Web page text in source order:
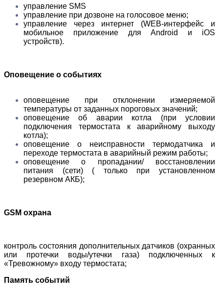
управление SMS
управление при дозвоне на голосовое меню;
управление через интернет (WEB-интерфейс и
мобильное приложение для Android и iOS
устройств).
Оповещение о событиях
оповещение при отклонении измеряемой
температуры от заданных пороговых значений;
оповещение об аварии котла (при условии
подключения термостата к аварийному выходу
котла);
оповещение о неисправности термодатчика и
переходе термостата в аварийный режим работы;
оповещение о пропадании/ восстановлении
питания (сети) ( только при установленном
резервном АКБ);
GSM охрана
контроль состояния дополнительных датчиков (охранных
или протечки воды/утечки газа) подключенных к
«Тревожному» входу термостата;
Память событий